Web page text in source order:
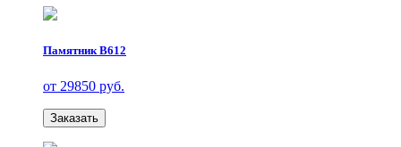
Памятник В612
от 29850 руб.
Заказать